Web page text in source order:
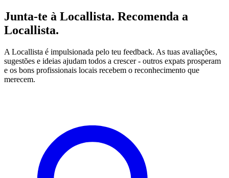
Junta-te à Locallista. Recomenda a
Locallista.
A Locallista é impulsionada pelo teu feedback. As tuas avaliações,
sugestões e ideias ajudam todos a crescer - outros expats prosperam
e os bons profissionais locais recebem o reconhecimento que
merecem.